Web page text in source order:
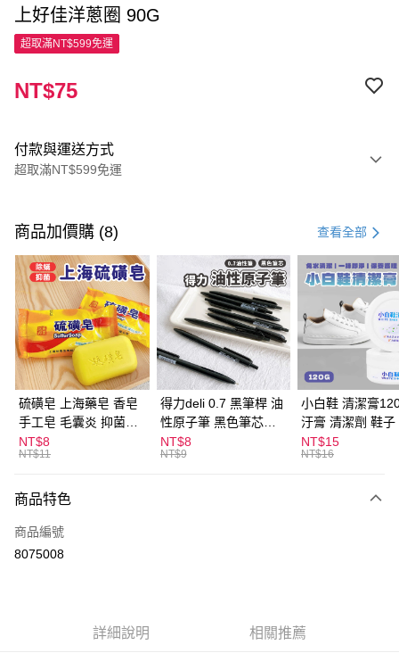
上好佳洋蔥圈 90G
超取滿NT$599免運
NT$75
付款與運送方式
超取滿NT$599免運
信用卡一次付款
超商取貨付款
LINE Pay
Apple Pay
街口支付
悠遊付
ATM付款
全家取貨付款
每筆NT$60，滿NT$599(含以上)免運費
付款後全家取貨
每筆NT$60，滿NT$599(含以上)免運費
商品加價購 (8) 查看全部
硫磺皂 上海藥皂 香皂
手工皂 毛囊炎 抑菌除
蟎 清潔護膚 去油去痘
寵物皮膚病 狗狗貓咪
NT$8
NT$11
得力deli 0.7 黑筆桿 油
性原子筆 黑色筆芯
S304
NT$8
NT$9
小白鞋 清潔膏
汙膏 清潔劑 鞋子
漬 白皮鞋 鞋油
NT$15
NT$16
商品特色
商品編號
8075008
詳細說明 相關推薦